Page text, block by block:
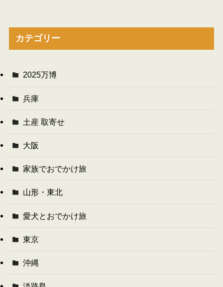
カテゴリー
2025万博
兵庫
土産 取寄せ
大阪
家族でおでかけ旅
山形・東北
愛犬とおでかけ旅
東京
沖縄